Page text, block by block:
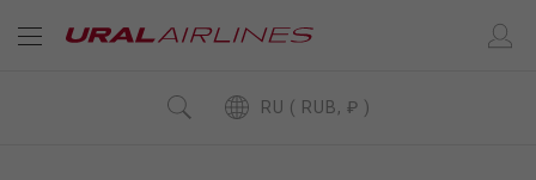
RU ( RUB, ₽ )